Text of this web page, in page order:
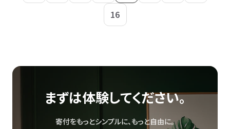
16
まずは体験してください。
寄付をもっとシンプルに、もっと自由に。